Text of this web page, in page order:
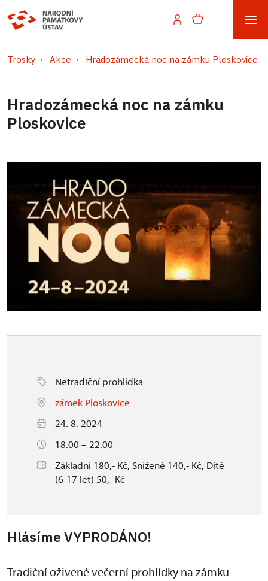
Trosky Akce Hradozámecká noc na zámku Ploskovice
Hradozámecká noc na zámku
Ploskovice
Netradiční prohlídka
zámek Ploskovice
24. 8. 2024
18.00 – 22.00
Základní 180,- Kč, Snížené 140,- Kč, Dítě
(6-17 let) 50,- Kč
Hlásíme VYPRODÁNO!
Tradiční oživené večerní prohlídky na zámku